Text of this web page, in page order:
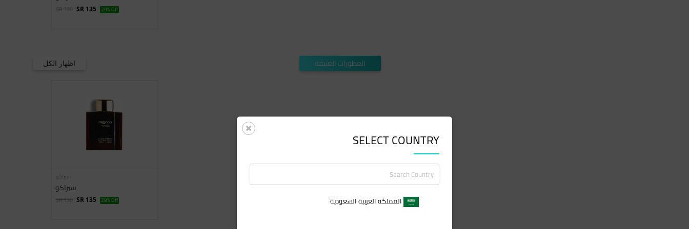
SR 190 SR 135 29% Off
العطورات العتيقة اظهار الكل
سيراكو
سيراكو
SR 190 SR 135 29% Off
SELECT COUNTRY
المملكة العربية السعودية